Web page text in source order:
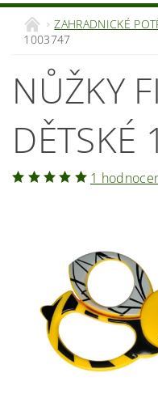
ZAHRADNICKÉ
1003747
NŮŽKY
1